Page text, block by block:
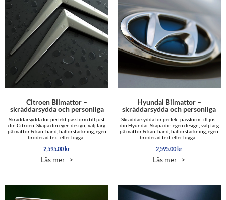
Citroen Bilmattor –
skräddarsydda och personliga
Skräddarsydda för perfekt passform till just
din Citroen. Skapa din egen design; välj färg
på mattor & kantband, hälförstärkning, egen
broderad text eller logga...
2,595.00kr
Läs mer ->
Hyundai Bilmattor –
skräddarsydda och personliga
Skräddarsydda för perfekt passform till just
din Hyundai. Skapa din egen design; välj färg
på mattor & kantband, hälförstärkning, egen
broderad text eller logga...
2,595.00kr
Läs mer ->